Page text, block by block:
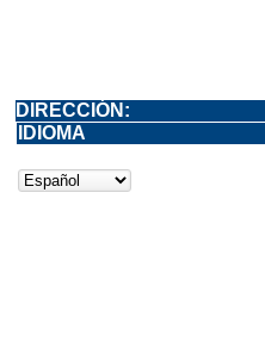
DIRECCIÓN:
IDIOMA